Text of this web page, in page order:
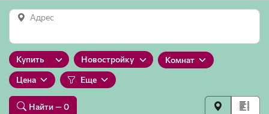
Адрес
Купить Новостройку
Комнат
Цена
Еще
Найти— 0